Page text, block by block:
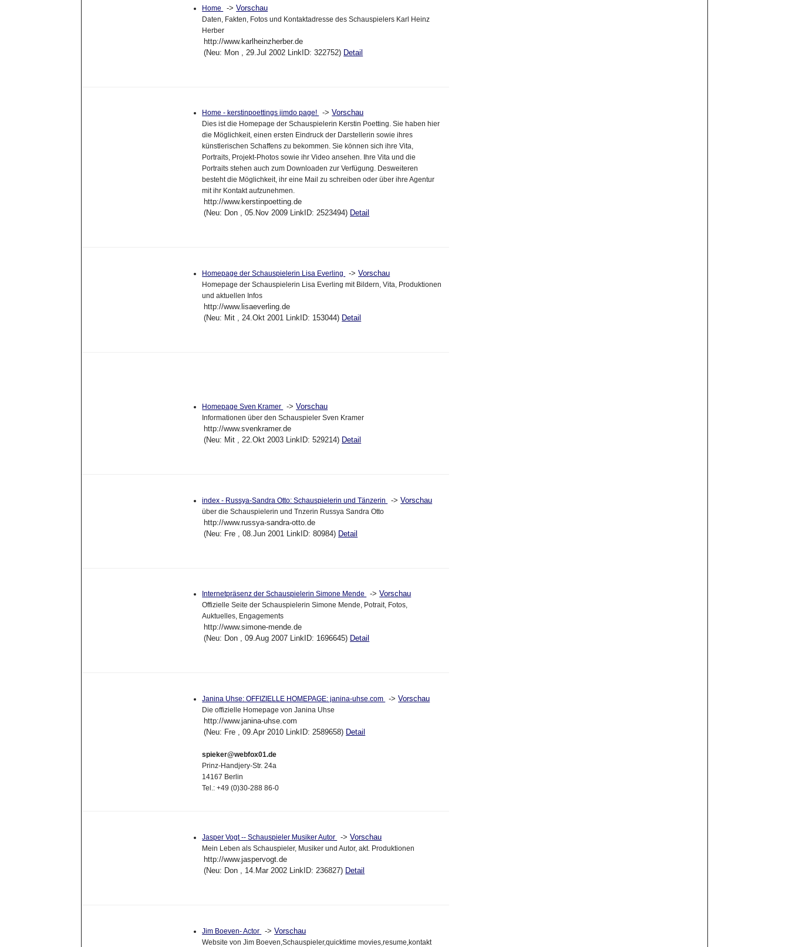
Home ->Vorschau
Daten, Fakten, Fotos und Kontaktadresse des Schauspielers Karl Heinz
Herber
http://www.karlheinzherber.de
(Neu: Mon , 29.Jul 2002 LinkID: 322752) Detail
Home - kerstinpoettings jimdo page! ->Vorschau
Dies ist die Homepage der Schauspielerin Kerstin Poetting. Sie haben hier
die Möglichkeit, einen ersten Eindruck der Darstellerin sowie ihres
künstlerischen Schaffens zu bekommen. Sie können sich ihre Vita,
Portraits, Projekt-Photos sowie ihr Video ansehen. Ihre Vita und die
Portraits stehen auch zum Downloaden zur Verfügung. Desweiteren
besteht die Möglichkeit, ihr eine Mail zu schreiben oder über ihre Agentur
mit ihr Kontakt aufzunehmen.
http://www.kerstinpoetting.de
(Neu: Don , 05.Nov 2009 LinkID: 2523494) Detail
Homepage der Schauspielerin Lisa Everling ->Vorschau
Homepage der Schauspielerin Lisa Everling mit Bildern, Vita, Produktionen
und aktuellen Infos
http://www.lisaeverling.de
(Neu: Mit , 24.Okt 2001 LinkID: 153044) Detail
Homepage Sven Kramer ->Vorschau
Informationen über den Schauspieler Sven Kramer
http://www.svenkramer.de
(Neu: Mit , 22.Okt 2003 LinkID: 529214) Detail
index - Russya-Sandra Otto: Schauspielerin und Tänzerin ->Vorschau
über die Schauspielerin und Tnzerin Russya Sandra Otto
http://www.russya-sandra-otto.de
(Neu: Fre , 08.Jun 2001 LinkID: 80984) Detail
Internetpräsenz der Schauspielerin Simone Mende ->Vorschau
Offizielle Seite der Schauspielerin Simone Mende, Potrait, Fotos,
Auktuelles, Engagements
http://www.simone-mende.de
(Neu: Don , 09.Aug 2007 LinkID: 1696645) Detail
Janina Uhse: OFFIZIELLE HOMEPAGE: janina-uhse.com ->Vorschau
Die offizielle Homepage von Janina Uhse
http://www.janina-uhse.com
(Neu: Fre , 09.Apr 2010 LinkID: 2589658) Detail
spieker@webfox01.de
Prinz-Handjery-Str. 24a
14167 Berlin
Tel.: +49 (0)30-288 86-0
Jasper Vogt -- Schauspieler Musiker Autor ->Vorschau
Mein Leben als Schauspieler, Musiker und Autor, akt. Produktionen
http://www.jaspervogt.de
(Neu: Don , 14.Mar 2002 LinkID: 236827) Detail
Jim Boeven- Actor ->Vorschau
Website von Jim Boeven,Schauspieler,quicktime movies,resume,kontakt